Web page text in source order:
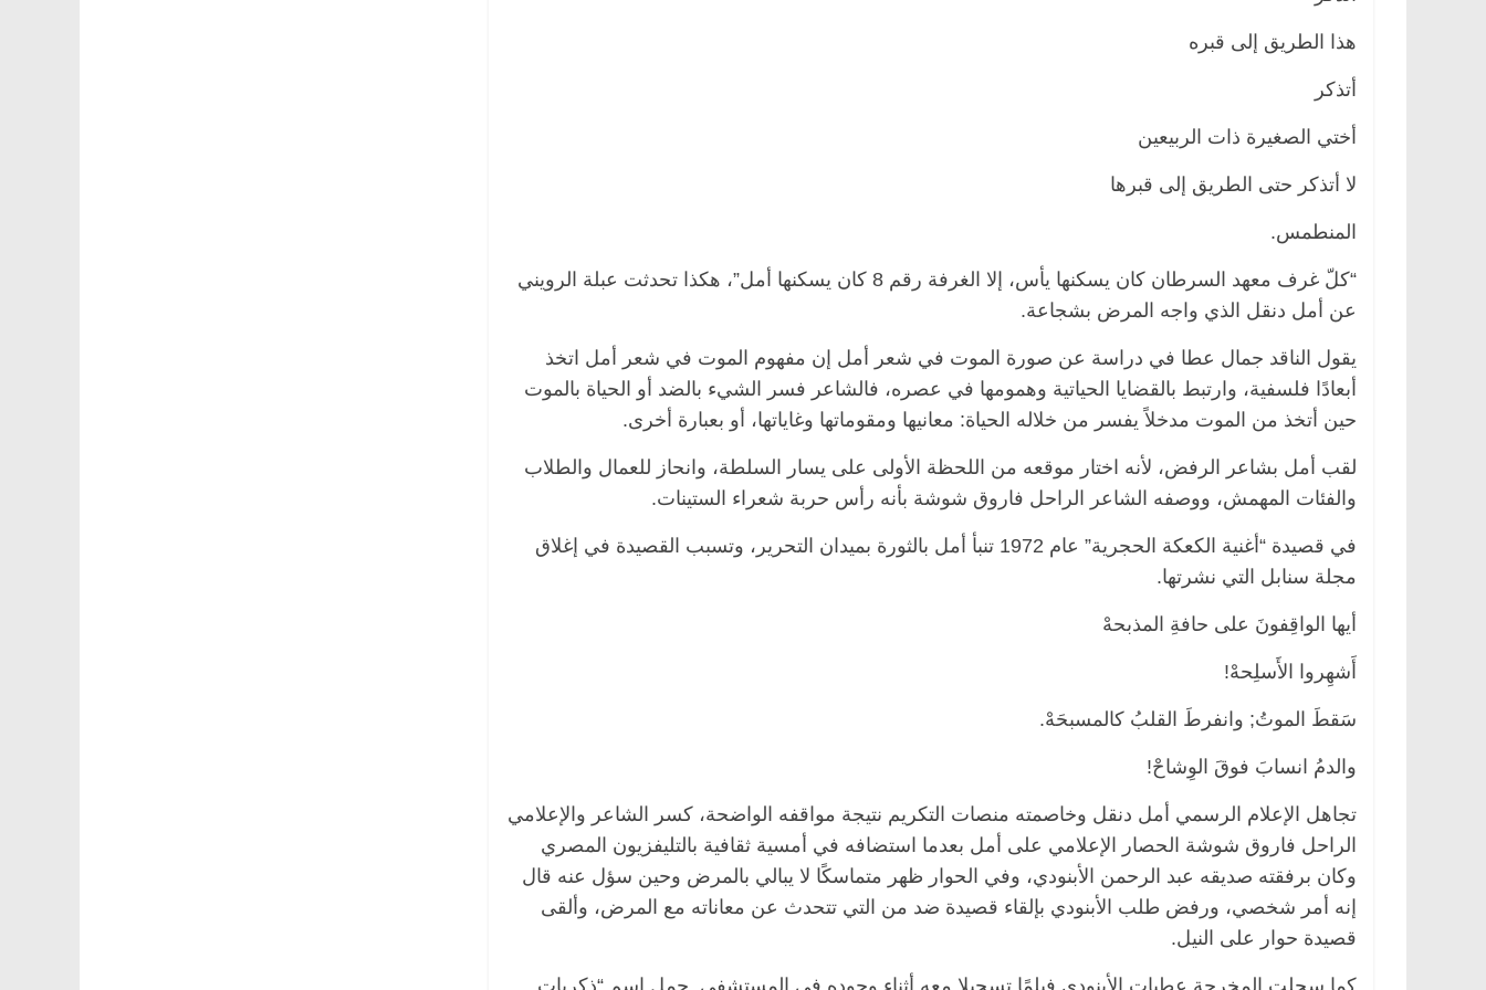
هذا الطريق إلى قبره
أتذكر
أختي الصغيرة ذات الربيعين
لا أتذكر حتى الطريق إلى قبرها
المنطمس.
“كلّ غرف معهد السرطان كان يسكنها يأس، إلا الغرفة رقم 8 كان يسكنها أمل”، هكذا تحدثت عبلة الرويني
عن أمل دنقل الذي واجه المرض بشجاعة.
يقول الناقد جمال عطا في دراسة عن صورة الموت في شعر أمل إن مفهوم الموت في شعر أمل اتخذ
أبعادًا فلسفية، وارتبط بالقضايا الحياتية وهمومها في عصره، فالشاعر فسر الشيء بالضد أو الحياة بالموت
حين أتخذ من الموت مدخلاً يفسر من خلاله الحياة: معانيها ومقوماتها وغاياتها، أو بعبارة أخرى.
لقب أمل بشاعر الرفض، لأنه اختار موقعه من اللحظة الأولى على يسار السلطة، وانحاز للعمال والطلاب
والفئات المهمش، ووصفه الشاعر الراحل فاروق شوشة بأنه رأس حربة شعراء الستينات.
في قصيدة “أغنية الكعكة الحجرية” عام 1972 تنبأ أمل بالثورة بميدان التحرير، وتسبب القصيدة في إغلاق
مجلة سنابل التي نشرتها.
أيها الواقِفونَ على حافةِ المذبحهْ
أَشهِروا الأَسلِحهْ!
سَقطَ الموتُ; وانفرطَ القلبُ كالمسبحَهْ.
والدمُ انسابَ فوقَ الوِشاحْ!
تجاهل الإعلام الرسمي أمل دنقل وخاصمته منصات التكريم نتيجة مواقفه الواضحة، كسر الشاعر والإعلامي
الراحل فاروق شوشة الحصار الإعلامي على أمل بعدما استضافه في أمسية ثقافية بالتليفزيون المصري
وكان برفقته صديقه عبد الرحمن الأبنودي، وفي الحوار ظهر متماسكًا لا يبالي بالمرض وحين سؤل عنه قال
إنه أمر شخصي، ورفض طلب الأبنودي بإلقاء قصيدة ضد من التي تتحدث عن معاناته مع المرض، وألقى
قصيدة حوار على النيل.